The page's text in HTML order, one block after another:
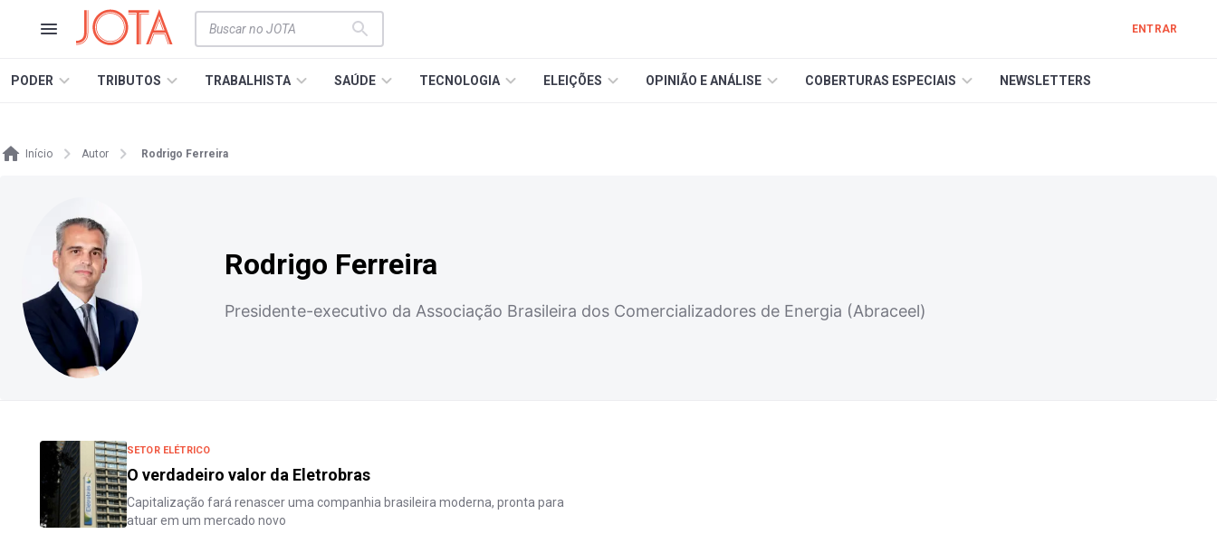
ENTRAR
PODER TRIBUTOS TRABALHISTA SAÚDE TECNOLOGIA ELEIÇÕES OPINIÃO E ANÁLISE COBERTURAS ESPECIAIS NEWSLETTERS
Início Autor Rodrigo Ferreira
Rodrigo Ferreira
Presidente-executivo da Associação Brasileira dos Comercializadores de Energia (Abraceel)
SETOR ELÉTRICO
O verdadeiro valor da Eletrobras
Capitalização fará renascer uma companhia brasileira moderna, pronta para
atuar em um mercado novo